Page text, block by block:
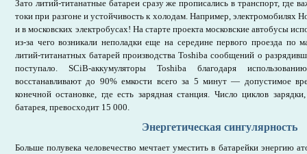
Зато литий-титанатные батареи сразу же прописались в транспорт, где
токи при разгоне и устойчивость к холодам. Например, электромобилях
и в московских электробусах! На старте проекта московские автобусы
из-за чего возникали неполадки еще на середине первого проезда по
литий-титанатных батарей производства Toshiba сообщений о
поступало. SCiB-аккумуляторы Toshiba благодаря
восстанавливают до 90% емкости всего за 5 минут — допустимое
конечной остановке, где есть зарядная станция. Число циклов
батарея, превосходит 15 000.
Энергетическая сингулярность
Больше полувека человечество мечтает уместить в батарейки энергию